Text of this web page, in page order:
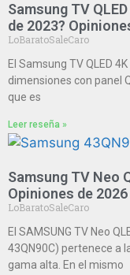
Samsung TV
de 2023?
LoBaratoSaleCaro
El Samsung TV QLED
dimensiones con panel
que es
Leer reseña »
Samsung TV Neo
Opiniones de 2026
LoBaratoSaleCaro
El SAMSUNG TV Neo
43QN90C) pertenece a
gama alta. En el mismo